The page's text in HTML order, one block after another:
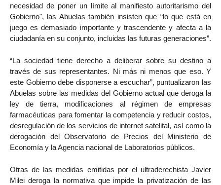
necesidad de poner un límite al manifiesto autoritarismo del
Gobierno", las Abuelas también insisten que “lo que está en
juego es demasiado importante y trascendente y afecta a la
ciudadanía en su conjunto, incluidas las futuras generaciones”.
“La sociedad tiene derecho a deliberar sobre su destino a
través de sus representantes. Ni más ni menos que eso. Y
este Gobierno debe disponerse a escuchar”, puntualizaron las
Abuelas sobre las medidas del Gobierno actual que deroga la
ley de tierra, modificaciones al régimen de empresas
farmacéuticas para fomentar la competencia y reducir costos,
desregulación de los servicios de internet satelital, así como la
derogación del Observatorio de Precios del Ministerio de
Economía y la Agencia nacional de Laboratorios públicos.
Otras de las medidas emitidas por el ultraderechista Javier
Milei deroga la normativa que impide la privatización de las